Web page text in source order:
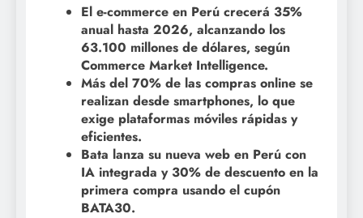
El e-commerce en Perú crecerá 35%
anual hasta 2026, alcanzando los
63.100 millones de dólares, según
Commerce Market Intelligence.
Más del 70% de las compras online se
realizan desde smartphones, lo que
exige plataformas móviles rápidas y
eficientes.
Bata lanza su nueva web en Perú con
IA integrada y 30% de descuento en la
primera compra usando el cupón
BATA30.